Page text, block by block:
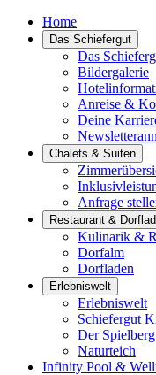
Home
Das Schiefergut
Das
Bildergalerie
Anreise &
Deine
Chalets & Suiten
Anfrage
Restaurant &
Kulinarik &
Dorfalm
Dorfladen
Erlebniswelt
Erlebniswelt
Schiefergut
Der Spielberg
Naturteich
Infinity Pool &